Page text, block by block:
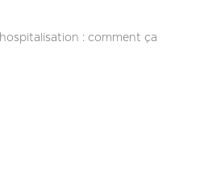
: comment ça